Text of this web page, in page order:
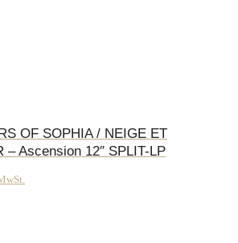
OF SOPHIA / NEIGE ET
– Ascension 12″ SPLIT-LP